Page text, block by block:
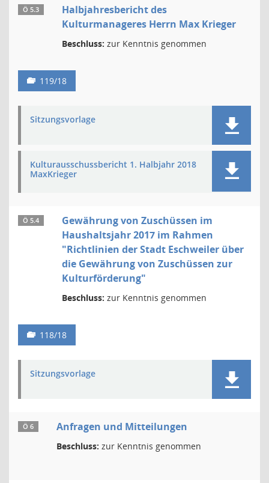
Ö 5.3
Halbjahresbericht des
Kulturmanageres Herrn Max Krieger
Beschluss: zur Kenntnis genommen
119/18
Sitzungsvorlage
Kulturausschussbericht 1. Halbjahr 2018
MaxKrieger
Ö 5.4
Gewährung von Zuschüssen im
Haushaltsjahr 2017 im Rahmen
"Richtlinien der Stadt Eschweiler über
die Gewährung von Zuschüssen zur
Kulturförderung"
Beschluss: zur Kenntnis genommen
118/18
Sitzungsvorlage
Ö 6 Anfragen und Mitteilungen
Beschluss: zur Kenntnis genommen